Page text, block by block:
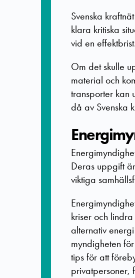
Svenska
klara kritiska
vid en
Om det skulle
material och
transporter kan
då av Svenska
Deras uppgift
viktiga
kriser och
alternativ
myndigheten
tips för att
privatpersoner,